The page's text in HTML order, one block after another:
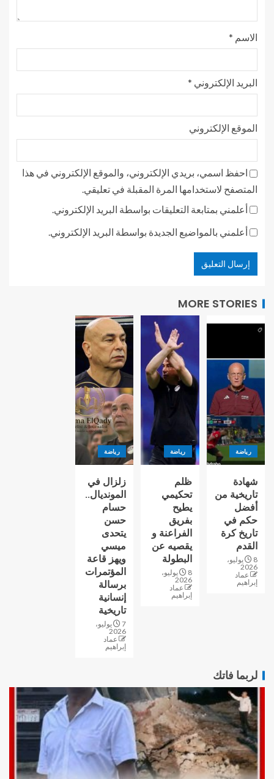
الاسم *
البريد الإلكتروني *
الموقع الإلكتروني
احفظ اسمي، بريدي الإلكتروني، والموقع الإلكتروني في هذا
المتصفح لاستخدامها المرة المقبلة في تعليقي.
أعلمني بمتابعة التعليقات بواسطة البريد الإلكتروني.
أعلمني بالمواضيع الجديدة بواسطة البريد الإلكتروني.
MORE STORIES
رياضة
شهادة
تاريخية من
أفضل
حكم في
تاريخ كرة
القدم
8 يوليو،
2026
عماد
إبراهيم
رياضة
ظلم
تحكيمي
يطيح
بفريق
الفراعنة و
يقصيه عن
البطولة
8 يوليو،
2026
عماد
إبراهيم
رياضة
زلزال في
المونديال..
حسام
حسن
يتحدى
ميسي
ويهز قاعة
المؤتمرات
برسالة
إنسانية
تاريخية
7 يوليو،
2026
عماد
إبراهيم
لربما فاتك